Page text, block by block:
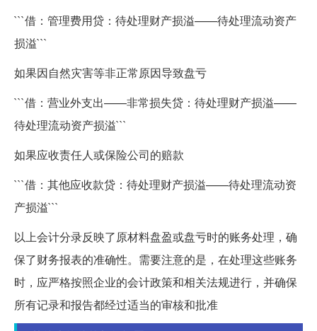
```借：管理费用贷：待处理财产损溢——待处理流动资产
损溢```
如果因自然灾害等非正常原因导致盘亏
```借：营业外支出——非常损失贷：待处理财产损溢——
待处理流动资产损溢```
如果应收责任人或保险公司的赔款
```借：其他应收款贷：待处理财产损溢——待处理流动资
产损溢```
以上会计分录反映了原材料盘盈或盘亏时的账务处理，确
保了财务报表的准确性。需要注意的是，在处理这些账务
时，应严格按照企业的会计政策和相关法规进行，并确保
所有记录和报告都经过适当的审核和批准